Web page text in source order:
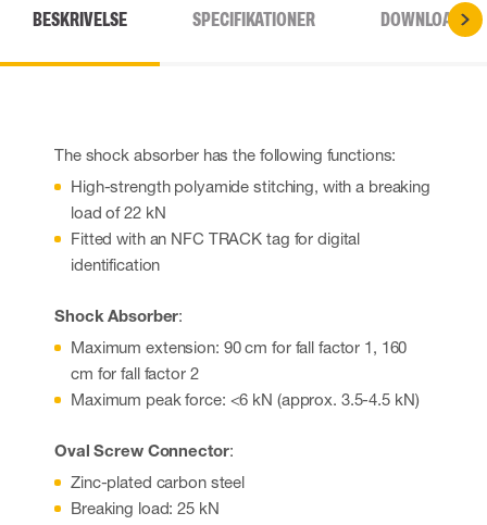
BESKRIVELSE SPECIFIKATIONER DOWNLOADS
The shock absorber has the following functions:
High-strength polyamide stitching, with a breaking
load of 22 kN
Fitted with an NFC TRACK tag for digital
identification
Shock Absorber:
Maximum extension: 90 cm for fall factor 1, 160
cm for fall factor 2
Maximum peak force: <6 kN (approx. 3.5-4.5 kN)
Oval Screw Connector:
Zinc-plated carbon steel
Breaking load: 25 kN